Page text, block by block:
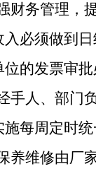
财务管理，
入必须做到
位的发票审
手人、部门
施每周定时
养维修由厂